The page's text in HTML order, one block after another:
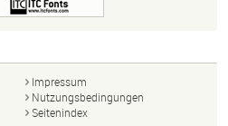
Impressum
Nutzungsbedingungen
Seitenindex